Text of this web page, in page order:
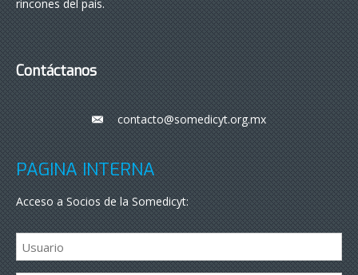
rincones del país.
Contáctanos
___contacto@somedicyt.org.mx
PÁGINA INTERNA
Acceso a Socios de la Somedicyt: